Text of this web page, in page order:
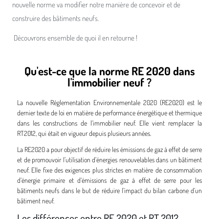
nouvelle norme va modifier notre manière de concevoir et de
construire des bâtiments neufs.
Découvrons ensemble de quoi il en retourne !
Qu'est-ce que la norme RE 2020 dans
l'immobilier neuf ?
La nouvelle Réglementation Environnementale 2020 (RE2020) est le
dernier texte de loi en matière de performance énergétique et thermique
dans les constructions de l’immobilier neuf. Elle vient remplacer la
RT2012, qui était en vigueur depuis plusieurs années.
La RE2020 a pour objectif de réduire les émissions de gaz à effet de serre
et de promouvoir l’utilisation d’énergies renouvelables dans un bâtiment
neuf. Elle fixe des exigences plus strictes en matière de consommation
d’énergie primaire et d’émissions de gaz à effet de serre pour les
bâtiments neufs dans le but de réduire l’impact du bilan carbone d’un
bâtiment neuf.